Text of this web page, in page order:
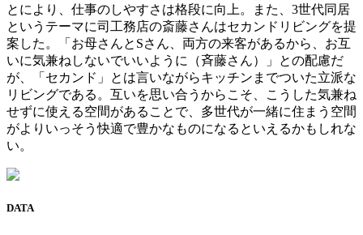
とにより、仕事のしやすさは格段に向上。また、3世代同居
というテーマに司工務店の斎藤さんはセカンドリビングを提
案した。「お母さんとSさん、両方の来客があるから、お互
いに気兼ねしないでいいように（斉藤さん）」との配慮だ
が、「セカンド」とは言いながらキッチンまでついた立派な
リビングである。互いを思い合うからこそ、こうした気兼ね
せずに使える空間があることで、多世代が一緒に住まう空間
がよりいっそう快適で豊かなものになるといえるかもしれな
い。
DATA